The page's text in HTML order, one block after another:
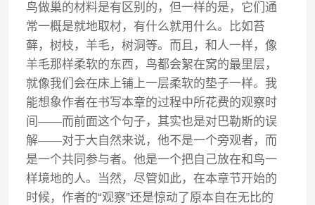
鸟做巢的材料是有区别的，但一样的是，它们通
常一概是就地取材，有什么就用什么。比如苔
藓，树枝，羊毛，树洞等。而且，和人一样，像
羊毛那样柔软的东西，鸟都会絮在窝的最里层，
就像我们会在床上铺上一层柔软的垫子一样。我
能想象作者在书写本章的过程中所花费的观察时
间——而前面这个句子，其实也是对巴勒斯的误
解——对于大自然来说，他不是一个旁观者，而
是一个共同参与者。他是一个把自己放在和鸟一
样境地的人。当然，尽管如此，在本章节开始的
时候，作者的“观察”还是惊动了原本自在无比的